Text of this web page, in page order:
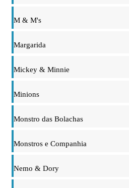
M & M's
Margarida
Mickey & Minnie
Minions
Monstro das Bolachas
Monstros e Companhia
Nemo & Dory